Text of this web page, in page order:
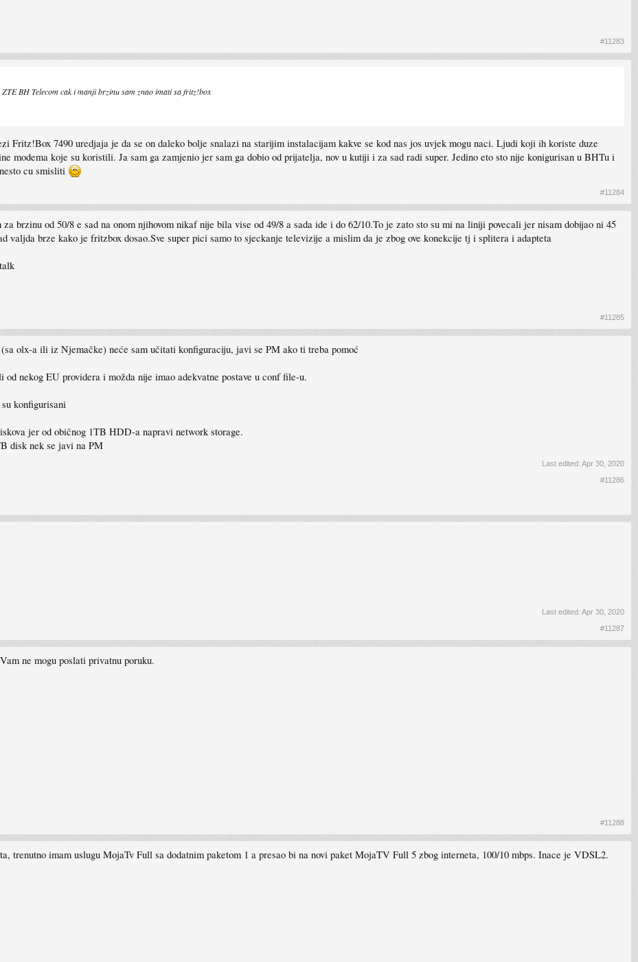
#11283
BH Telecom cak i manji brzinu sam znao imati sa fritz!box
Fritz!Box 7490 uredjaja je da se on daleko bolje snalazi na starijim instalacijam kakve se kod nas jos uvjek mogu naci. Ljudi koji ih koriste duze
modema koje su koristili. Ja sam ga zamjenio jer sam ga dobio od prijatelja, nov u kutiji i za sad radi super. Jedino eto sto nije konigurisan u BHTu i
cu smisliti
#11284
brzinu od 50/8 e sad na onom njihovom nikaf nije bila vise od 49/8 a sada ide i do 62/10.To je zato sto su mi na liniji povecali jer nisam dobijao ni 45
valjda brze kako je fritzbox dosao.Sve super pici samo to sjeckanje televizije a mislim da je zbog ove konekcije tj i splitera i adapteta
#11285
olx-a ili iz Njemačke) neće sam učitati konfiguraciju, javi se PM ako ti treba pomoć
nekog EU providera i možda nije imao adekvatne postave u conf file-u.
konfigurisani
jer od običnog 1TB HDD-a napravi network storage.
disk nek se javi na PM
Last edited: Apr 30, 2020
#11286
Last edited: Apr 30, 2020
#11287
ne mogu poslati privatnu poruku.
#11288
trenutno imam uslugu MojaTv Full sa dodatnim paketom 1 a presao bi na novi paket MojaTV Full 5 zbog interneta, 100/10 mbps. Inace je VDSL2.